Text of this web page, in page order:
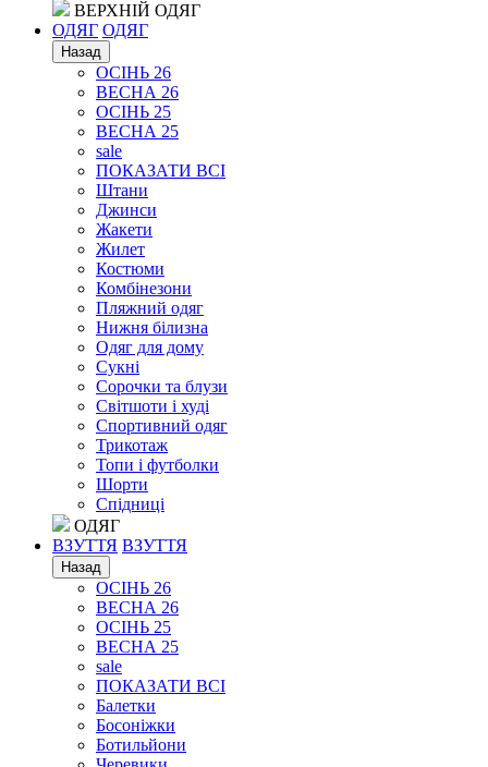
ВЕРХНІЙ ОДЯГ
ОДЯГ ОДЯГ
Назад
ОСІНЬ 26
ВЕСНА 26
ОСІНЬ 25
ВЕСНА 25
sale
ПОКАЗАТИ ВСІ
Штани
Джинси
Жакети
Жилет
Костюми
Комбінезони
Пляжний одяг
Нижня білизна
Одяг для дому
Сукні
Сорочки та блузи
Світшоти і худі
Спортивний одяг
Трикотаж
Топи і футболки
Шорти
Спідниці
ОДЯГ
ВЗУТТЯ ВЗУТТЯ
Назад
ОСІНЬ 26
ВЕСНА 26
ОСІНЬ 25
ВЕСНА 25
sale
ПОКАЗАТИ ВСІ
Балетки
Босоніжки
Ботильйони